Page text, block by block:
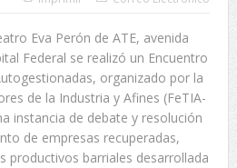
Eva Perón de ATE, avenida
Federal se realizó un Encuentro
organizado por la
de la Industria y Afines (FeTIA-
instancia de debate y resolución
de empresas recuperadas,
productivos barriales desarrollada